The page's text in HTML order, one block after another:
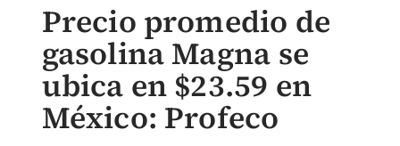
Precio promedio de
gasolina Magna se
ubica en $23.59 en
México: Profeco